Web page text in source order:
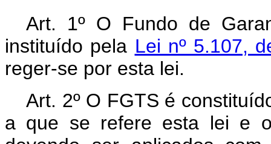
Art. 1º O Fundo de
instituído pela Lei nº 5.107,
reger-se por esta lei.
Art. 2º O FGTS é
a que se refere esta lei e